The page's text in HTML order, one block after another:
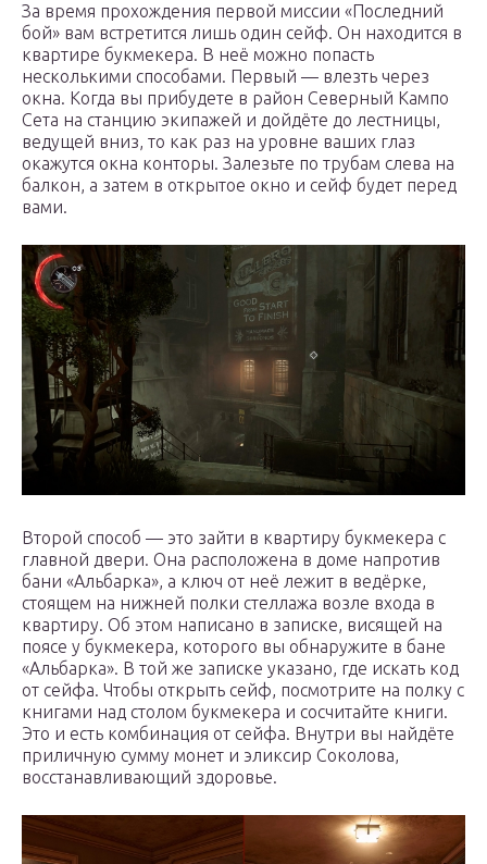
За время прохождения первой миссии «Последний
бой» вам встретится лишь один сейф. Он находится в
квартире букмекера. В неё можно попасть
несколькими способами. Первый — влезть через
окна. Когда вы прибудете в район Северный Кампо
Сета на станцию экипажей и дойдёте до лестницы,
ведущей вниз, то как раз на уровне ваших глаз
окажутся окна конторы. Залезьте по трубам слева на
балкон, а затем в открытое окно и сейф будет перед
вами.
Второй способ — это зайти в квартиру букмекера с
главной двери. Она расположена в доме напротив
бани «Альбарка», а ключ от неё лежит в ведёрке,
стоящем на нижней полки стеллажа возле входа в
квартиру. Об этом написано в записке, висящей на
поясе у букмекера, которого вы обнаружите в бане
«Альбарка». В той же записке указано, где искать код
от сейфа. Чтобы открыть сейф, посмотрите на полку с
книгами над столом букмекера и сосчитайте книги.
Это и есть комбинация от сейфа. Внутри вы найдёте
приличную сумму монет и эликсир Соколова,
восстанавливающий здоровье.